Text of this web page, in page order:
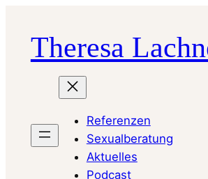
Theresa
Referenzen
Sexualberatung
Aktuelles
Podcast